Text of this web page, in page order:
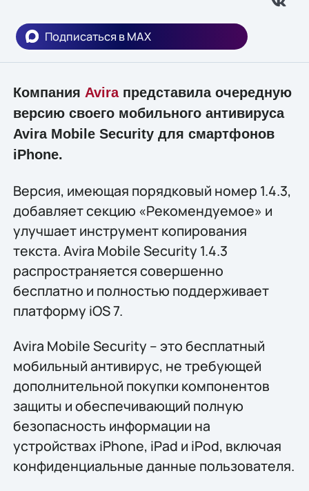
Подписаться в MAX
Компания Aviraпредставила очередную
версию своего мобильного антивируса
Avira Mobile Security для смартфонов
iPhone.
Версия, имеющая порядковый номер 1.4.3,
добавляет секцию «Рекомендуемое» и
улучшает инструмент копирования
текста. Avira Mobile Security 1.4.3
распространяется совершенно
бесплатно и полностью поддерживает
платформу iOS 7.
Avira Mobile Security – это бесплатный
мобильный антивирус, не требующей
дополнительной покупки компонентов
защиты и обеспечивающий полную
безопасность информации на
устройствах iPhone, iPad и iPod, включая
конфиденциальные данные пользователя.